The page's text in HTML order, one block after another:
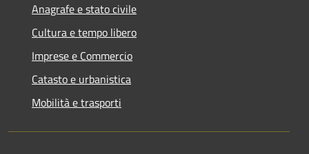
Anagrafe e stato civile
Cultura e tempo libero
Imprese e Commercio
Catasto e urbanistica
Mobilità e trasporti